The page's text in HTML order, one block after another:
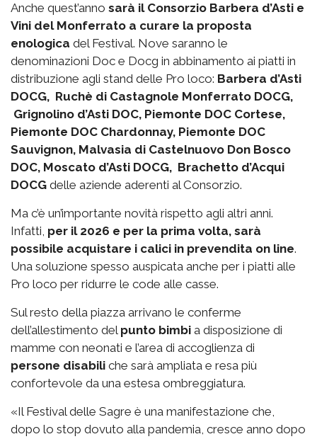
Anche quest’anno sarà il Consorzio Barbera d’Asti e
Vini del Monferrato a curare la proposta
enologica del Festival. Nove saranno le
denominazioni Doc e Docg in abbinamento ai piatti in
distribuzione agli stand delle Pro loco: Barbera d’Asti
DOCG, Ruchè di Castagnole Monferrato DOCG,
Grignolino d’Asti DOC, Piemonte DOC Cortese,
Piemonte DOC Chardonnay, Piemonte DOC
Sauvignon, Malvasia di Castelnuovo Don Bosco
DOC, Moscato d’Asti DOCG, Brachetto d’Acqui
DOCG delle aziende aderenti al Consorzio.
Ma c’è un’importante novità rispetto agli altri anni.
Infatti, per il 2026 e per la prima volta, sarà
possibile acquistare i calici in prevendita on line.
Una soluzione spesso auspicata anche per i piatti alle
Pro loco per ridurre le code alle casse.
Sul resto della piazza arrivano le conferme
dell’allestimento del punto bimbi a disposizione di
mamme con neonati e l’area di accoglienza di
persone disabili che sarà ampliata e resa più
confortevole da una estesa ombreggiatura.
«Il Festival delle Sagre è una manifestazione che,
dopo lo stop dovuto alla pandemia, cresce anno dopo